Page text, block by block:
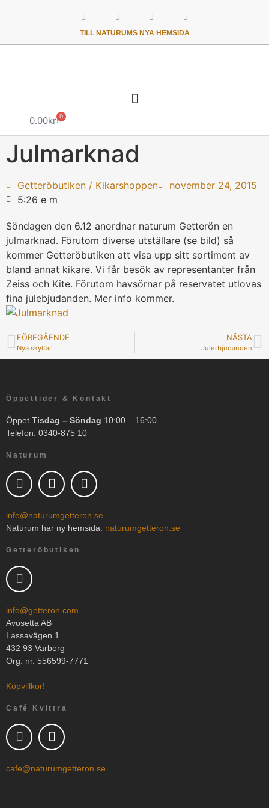
TILL NATURUMS NYA HEMSIDA
0.00kr 0
Julmarknad
Getteröbutiken / Kikarshoppen
november 24, 2015
5:26 e m
Söndagen den 6.12 anordnar naturum Getterön en
julmarknad. Förutom diverse utställare (se bild) så
kommer Getteröbutiken att visa upp sitt sortiment av
bland annat kikare. Vi får besök av representanter från
Zeiss och Kite. Förutom havsörnar på reservatet utlovas
fina julebjudanden. Mer info kommer.
FÖREGÅENDE
Nya skyltar.
NÄSTA
Julerbjudanden
Öppettider & Kontakt
Öppet Tisdag – Söndag 10:00 – 16:00
Telefon: 0340-875 10
Naturum
info@naturumgetteron.se
Naturum har ny hemsida: naturumgetteron.se
Getteröbutiken
info@getteron.com
Avosetta AB
Lassavägen 1
432 93 Varberg
Org. nr. 556599-7771
Köpvillkor!
Café Kvittra
cafe@naturumgetteron.se